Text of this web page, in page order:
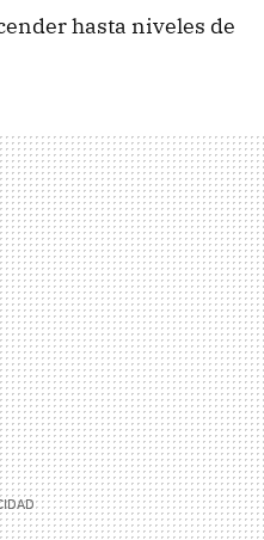
hasta niveles de